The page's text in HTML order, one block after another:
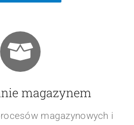
magazynem
magazynowych i